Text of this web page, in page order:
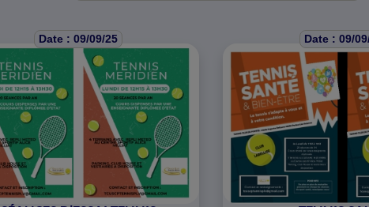
Date : 09/09/25 Date : 09/